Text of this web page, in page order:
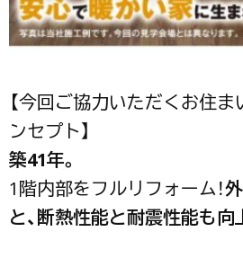
【今回ご協力いただくお住ま
ンセプト】
築41年。
1階内部をフルリフォーム！
と、断熱性能と耐震性能も向